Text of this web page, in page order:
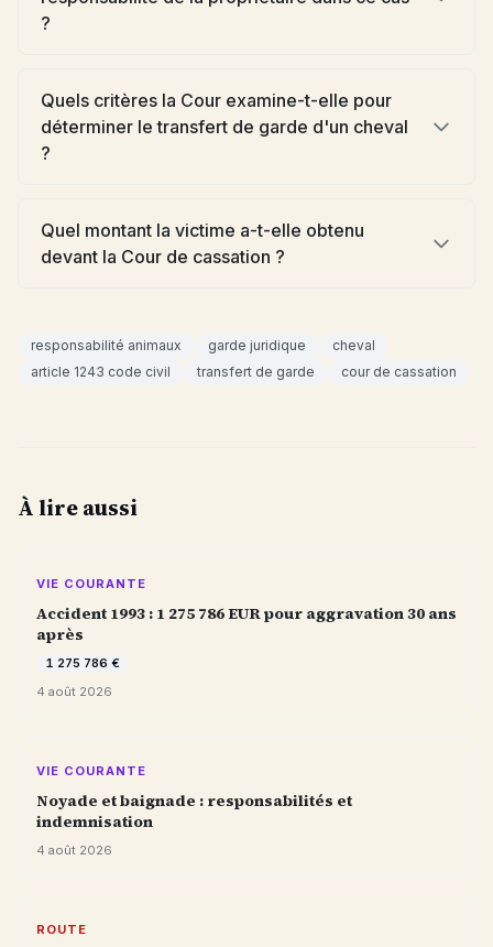
?
Quels critères la Cour examine-t-elle pour
déterminer le transfert de garde d'un cheval
?
Quel montant la victime a-t-elle obtenu
devant la Cour de cassation ?
responsabilité animaux garde juridique
cheval
article 1243 code civil
transfert de garde cour de cassation
À lire aussi
VIE COURANTE
Accident 1993 : 1 275 786 EUR pour aggravation 30 ans
après
1 275 786 €
4 août 2026
VIE COURANTE
Noyade et baignade : responsabilités et
indemnisation
4 août 2026
ROUTE